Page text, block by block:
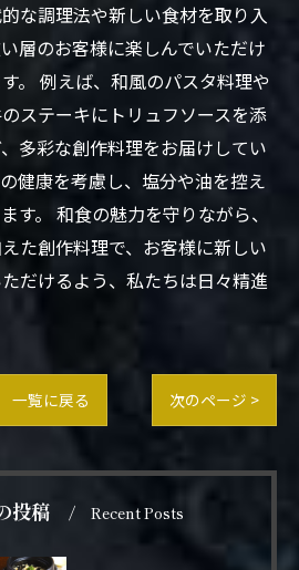
な調理法や新しい食材を取り入
層のお客様に楽しんでいただけ
。 例えば、和風のパスタ料理や
ステーキにトリュフソースを添
多彩な創作料理をお届けしてい
健康を考慮し、塩分や油を控え
す。 和食の魅力を守りながら、
た創作料理で、お客様に新しい
だけるよう、私たちは日々精進
一覧に戻る 次のページ >
投稿 Recent Posts